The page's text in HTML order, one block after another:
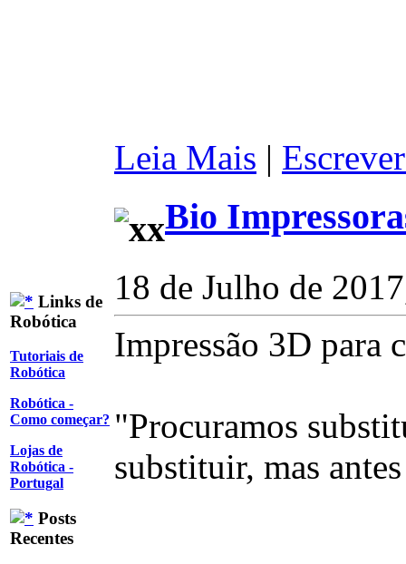
Links de
Robótica
Tutoriais de
Robótica
Robótica -
Como começar?
Lojas de
Robótica -
Portugal
Posts
Recentes
Leia Mais |
Bio
18 de Julho de
Impressão 3D para
"Procuramos
substituir, mas